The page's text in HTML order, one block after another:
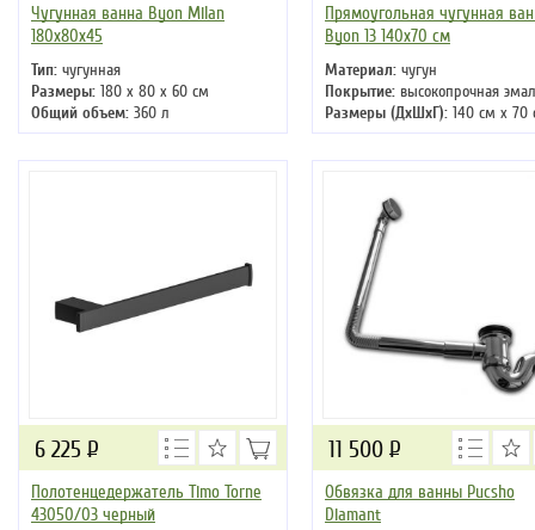
Чугунная ванна Byon Milan
180x80x45
Тип: чугунная
Размеры: 180 x 80 x 60 см
Общий объем: 360 л
Прямоугольная чугунная
Byon 13 140х70 см
Материал: чугун
Покрытие: высокопрочная
Размеры (ДхШхГ): 140 см х 70
39 см
Полотенцедержатель Timo Torne
43050/03 черный
6 225 Р
Обвязка для ванны Pucsho
Diamant
11 500 Р